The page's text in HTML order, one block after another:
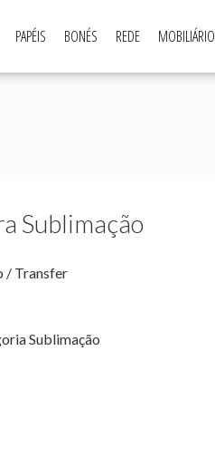
PAPÉIS BONÉS REDE MOBILIÁRIO
Sublimação
/ Transfer
Sublimação